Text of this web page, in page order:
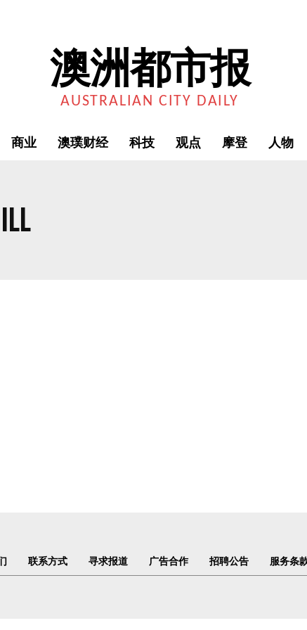
澳洲都市报
AUSTRALIAN CITY DAILY
商业 澳璞财经 科技 观点 摩登 人物
联系方式 寻求报道 广告合作 招聘公告 服务条